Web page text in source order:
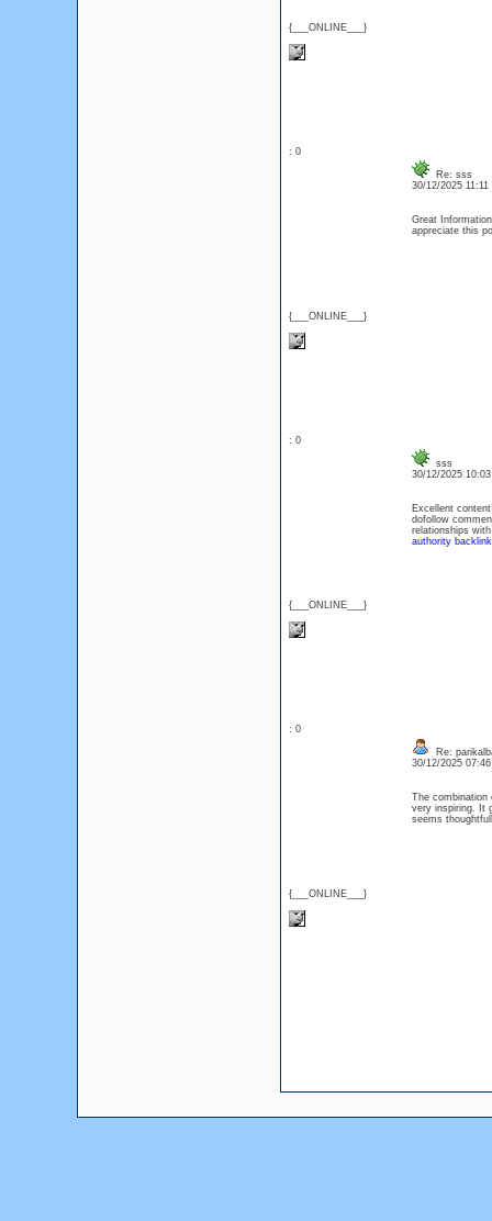
{___ONLINE___}
: 0
{___ONLINE___}
Re: sss
30/12/2025 11:11
Great
appreciate this
: 0
{___ONLINE___}
sss
30/12/2025
Excellent
dofollow
relationships
authority
: 0
{___ONLINE___}
Re:
30/12/2025
The combination
very inspiring. It
seems